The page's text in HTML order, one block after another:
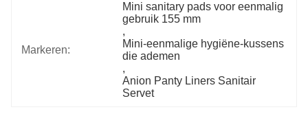
Markeren:
Mini sanitary pads voor eenmalig
gebruik 155 mm
,
Mini-eenmalige hygiëne-kussens
die ademen
,
Anion Panty Liners Sanitair
Servet